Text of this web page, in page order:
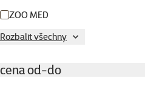
ZOO MED
Rozbalit všechny
cena od-do